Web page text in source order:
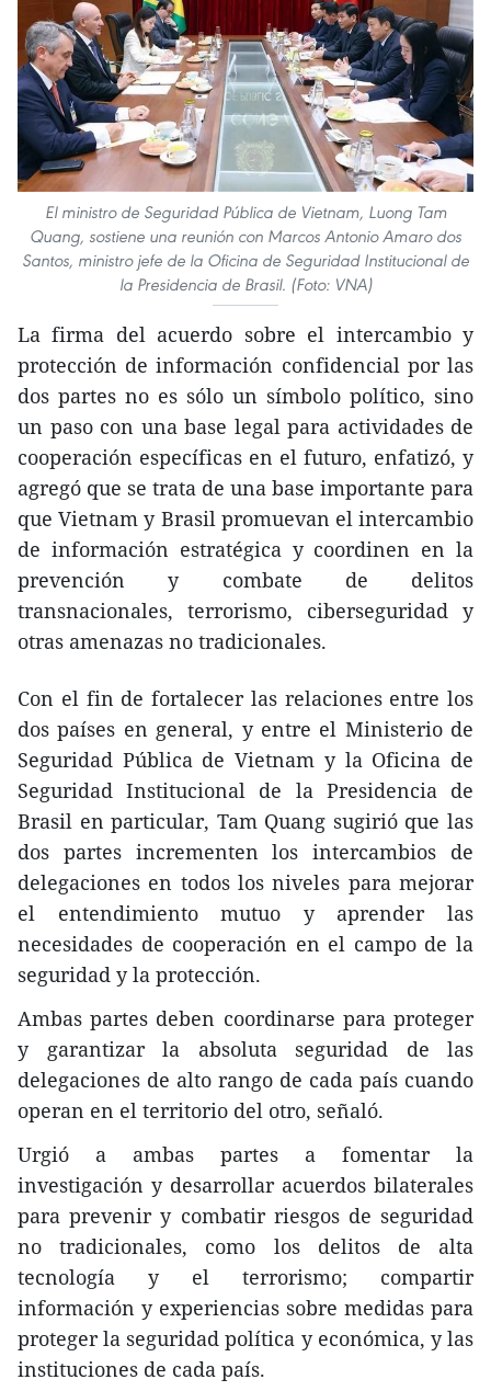
El ministro de Seguridad Pública de Vietnam, Luong Tam
Quang, sostiene una reunión con Marcos Antonio Amaro dos
Santos, ministro jefe de la Oficina de Seguridad Institucional de
la Presidencia de Brasil. (Foto: VNA)
La firma del acuerdo sobre el intercambio y
protección de información confidencial por las
dos partes no es sólo un símbolo político, sino
un paso con una base legal para actividades de
cooperación específicas en el futuro, enfatizó, y
agregó que se trata de una base importante para
que Vietnam y Brasil promuevan el intercambio
de información estratégica y coordinen en la
prevención y combate de delitos
transnacionales, terrorismo, ciberseguridad y
otras amenazas no tradicionales.
Con el fin de fortalecer las relaciones entre los
dos países en general, y entre el Ministerio de
Seguridad Pública de Vietnam y la Oficina de
Seguridad Institucional de la Presidencia de
Brasil en particular, Tam Quang sugirió que las
dos partes incrementen los intercambios de
delegaciones en todos los niveles para mejorar
el entendimiento mutuo y aprender las
necesidades de cooperación en el campo de la
seguridad y la protección.
Ambas partes deben coordinarse para proteger
y garantizar la absoluta seguridad de las
delegaciones de alto rango de cada país cuando
operan en el territorio del otro, señaló.
Urgió a ambas partes a fomentar la
investigación y desarrollar acuerdos bilaterales
para prevenir y combatir riesgos de seguridad
no tradicionales, como los delitos de alta
tecnología y el terrorismo; compartir
información y experiencias sobre medidas para
proteger la seguridad política y económica, y las
instituciones de cada país.